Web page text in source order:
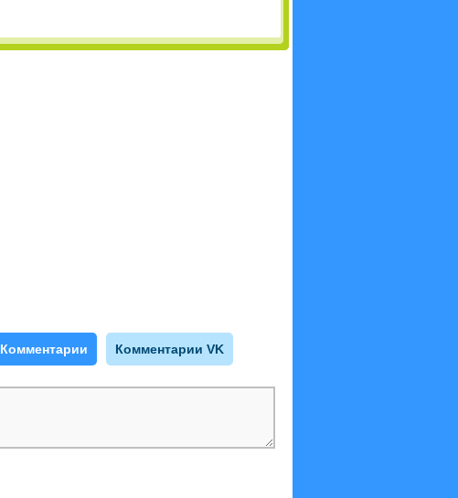
Комментарии Комментарии VK